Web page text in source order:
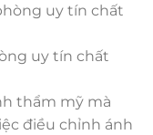
uy tín chất
thẩm mỹ mà
điều chỉnh ánh